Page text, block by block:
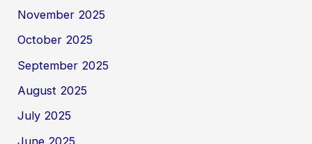
November 2025
October 2025
September 2025
August 2025
July 2025
June 2025